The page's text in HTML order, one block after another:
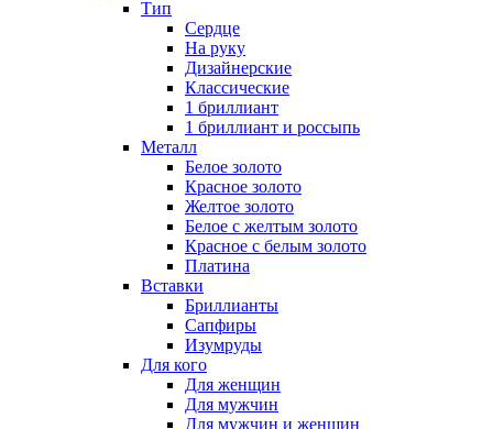
Тип
Сердце
На руку
Дизайнерские
Классические
1 бриллиант
1 бриллиант и россыпь
Металл
Белое золото
Красное золото
Желтое золото
Белое с желтым золото
Красное с белым золото
Платина
Вставки
Бриллианты
Сапфиры
Изумруды
Для кого
Для женщин
Для мужчин
Для мужчин и женщин